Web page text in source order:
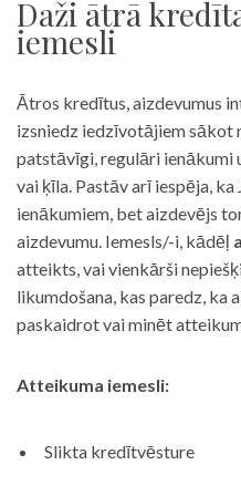
Daži ātrā
iemesli
Ātros kredītus, aizdevumus
izsniedz iedzīvotājiem sākot
patstāvīgi, regulāri ienākumi
vai ķīla. Pastāv arī iespēja,
ienākumiem, bet aizdevējs
aizdevumu. Iemesls/-i, kādēļ
atteikts, vai vienkārši
likumdošana, kas paredz, ka
paskaidrot vai minēt
Atteikuma iemesli:
Slikta kredītvēsture